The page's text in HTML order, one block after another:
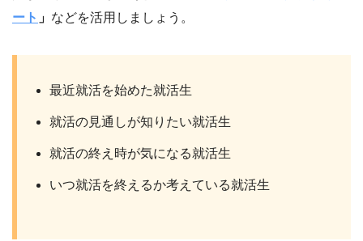
ート 」 などを活用しましょう。
最近就活を始めた就活生
就活の見通しが知りたい就活生
就活の終え時が気になる就活生
いつ就活を終えるか考えている就活生